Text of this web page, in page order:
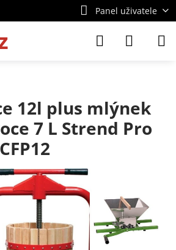
Panel uživatele
12l plus mlýnek
7 L Strend Pro